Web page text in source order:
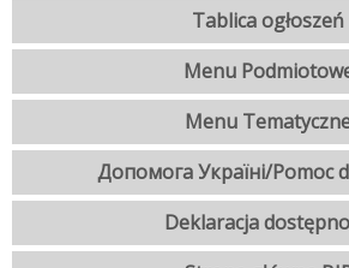
Tablica ogłoszeń
Menu
Menu
Допомога Україні/Pomoc
Deklaracja